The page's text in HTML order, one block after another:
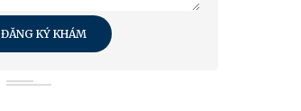
ĐĂNG KÝ KHÁM